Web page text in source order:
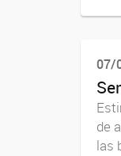
07/
de
las